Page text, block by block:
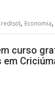
, Economia,
curso